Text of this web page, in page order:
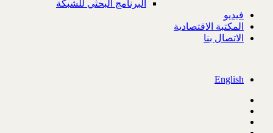
البرنامج البحثي للشبكة
فيديو
المكتبة الاقتصادية
الاتصال بنا
English